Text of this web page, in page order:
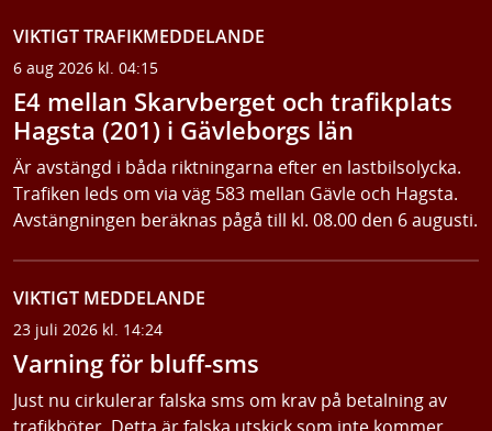
VIKTIGT TRAFIKMEDDELANDE
6 aug 2026 kl. 04:15
E4 mellan Skarvberget och trafikplats
Hagsta (201) i Gävleborgs län
Är avstängd i båda riktningarna efter en lastbilsolycka.
Trafiken leds om via väg 583 mellan Gävle och Hagsta.
Avstängningen beräknas pågå till kl. 08.00 den 6 augusti.
VIKTIGT MEDDELANDE
23 juli 2026 kl. 14:24
Varning för bluff-sms
Just nu cirkulerar falska sms om krav på betalning av